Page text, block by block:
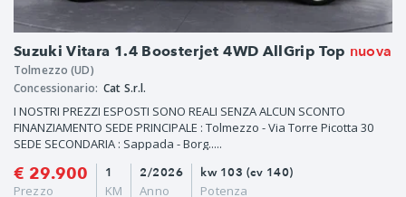
Suzuki Vitara 1.4 Boosterjet 4WD AllGrip Top nuova
Tolmezzo (UD)
Concessionario: Cat S.r.l.
I NOSTRI PREZZI ESPOSTI SONO REALI SENZA ALCUN SCONTO
FINANZIAMENTO SEDE PRINCIPALE : Tolmezzo - Via Torre Picotta 30
SEDE SECONDARIA : Sappada - Borg.....
€ 29.900
Prezzo
2/2026
Anno
1
KM
kw 103 (cv 140)
Potenza